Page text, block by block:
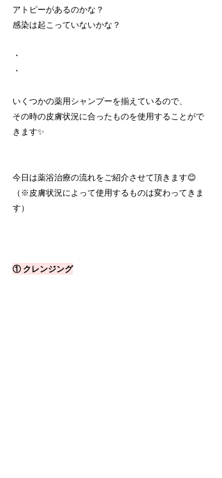
アトピーがあるのかな？
感染は起こっていないかな？
・
・
いくつかの薬用シャンプーを揃えているので、
その時の皮膚状況に合ったものを使用することがで
きます✨
今日は薬浴治療の流れをご紹介させて頂きます😊
（※皮膚状況によって使用するものは変わってきま
す）
① クレンジング